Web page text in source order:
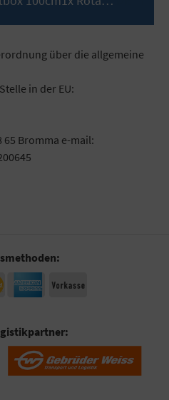
über die allgemeine
in der EU:
65 Bromma e-mail: